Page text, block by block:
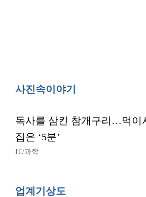
사진속이야기
독사를 삼킨 참개구리…먹이
집은 ‘5분’
IT/과학
업계기상도